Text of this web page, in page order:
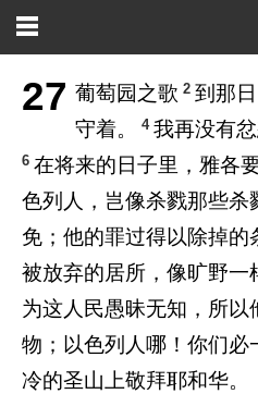
27 葡萄园之歌 2到那
守着。
4我再没有
6 在将来的日子里，雅各
色列人，岂像杀戮那些杀
免；他的罪过得以除掉的
被放弃的居所，像旷野一
为这人民愚昧无知，所以
物；以色列人哪！你们必
冷的圣山上敬拜耶和华。